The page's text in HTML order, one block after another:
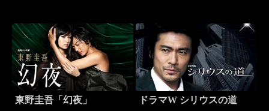
東野圭吾「幻夜」 ドラマW シリウスの道